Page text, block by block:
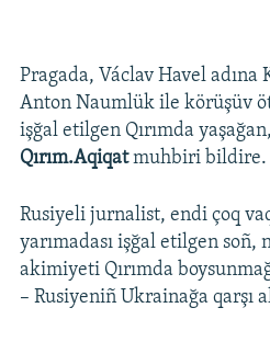
Pragada, Václav Havel
Anton Naumlük ile körüşüv
işğal etilgen Qırımda
Qırım.Aqiqatmuhbiri bildire.
Rusiyeli jurnalist, endi çoq
yarımadası işğal etilgen soñ,
akimiyeti Qırımda
– Rusiyeniñ Ukrainağa qarşı